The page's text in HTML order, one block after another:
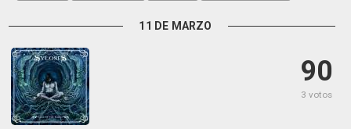
11 DE MARZO
90
3 votos